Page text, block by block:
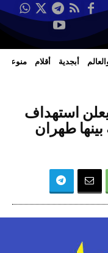
أبجدية أقلام منوعات
استهداف
بينها طهران